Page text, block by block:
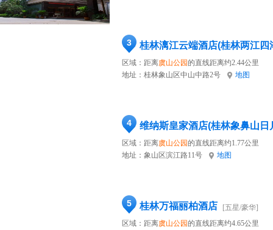
3 桂林漓江云端酒店(桂林两江四
区域：距离虞山公园的直线距离约2.44公里
地址： 桂林象山区中山中路2号 地图
4 维纳斯皇家酒店(桂林象鼻山日
区域：距离虞山公园的直线距离约1.77公里
地址： 象山区滨江路11号 地图
5 桂林万福丽柏酒店
[五星/豪华]
区域：距离虞山公园的直线距离约4.65公里